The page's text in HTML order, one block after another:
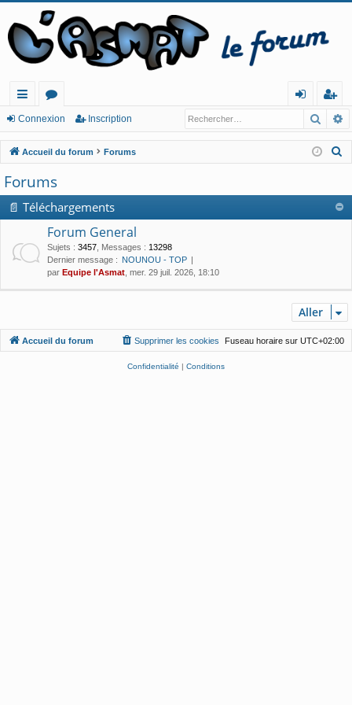
ac
co
ur
cis
or
u
m
s
n
ne
ns
cri
pt
Connexion Inscription
Accueil du forum Forums
e
e
r
Forums
📄 Téléchargements
Forum General
Sujets : 3457 Messages : 13298
Dernier message : NOUNOU - TOP
par Equipe l'Asmat , mer. 29 juil. 2026, 18:10
Aller
Accueil du forum Fuseau horaire sur UTC+02:00
Supprimer les cookies
Confidentialité | Conditions